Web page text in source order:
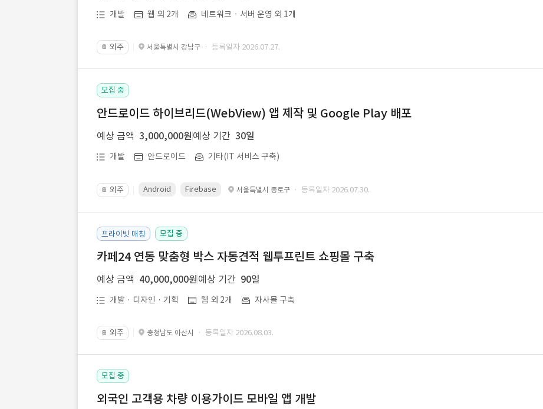
개발 웹 외 2개 네트워크ㆍ서버 운영 외 1개
📔 외주 서울특별시 강남구 · 등록일자 2026.07.27.
모집 중
안드로이드 하이브리드(WebView) 앱 제작 및 Google Play 배포
예상 금액 3,000,000원 예상 기간 30일
개발 안드로이드 기타(IT 서비스 구축)
📔 외주 Android Firebase 서울특별시 종로구 · 등록일자 2026.07.30.
프라이빗 매칭 모집 중
카페24 연동 맞춤형 박스 자동견적 웹투프린트 쇼핑몰 구축
예상 금액 40,000,000원 예상 기간 90일
개발 · 디자인 · 기획 웹 외 2개 자사몰 구축
📔 외주 충청남도 아산시 · 등록일자 2026.08.03.
모집 중
외국인 고객용 차량 이용가이드 모바일 앱 개발